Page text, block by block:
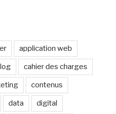
application web
cahier des charges
contenus
data digital